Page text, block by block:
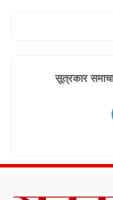
सूत्रकार